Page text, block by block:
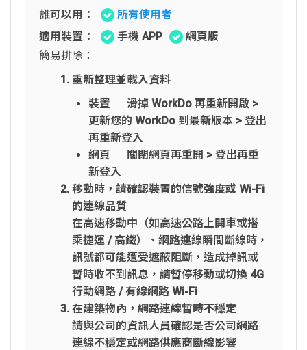
誰可以用：
所有使用者
適用裝置：
手機 APP
網頁版
簡易排除：
重新整理並載入資料
裝置 │ 滑掉 WorkDo 再重新開啟 >
更新您的 WorkDo 到最新版本 > 登出
再重新登入
網頁 │ 關閉網頁再重開 > 登出再重
新登入
移動時，請確認裝置的信號強度或 Wi-Fi
的連線品質
在高速移動中（如高速公路上開車或搭
乘捷運 / 高鐵）、網路連線瞬間斷線時，
訊號都可能遭受遮蔽阻斷，造成掉訊或
暫時收不到訊息，請暫停移動或切換 4G
行動網路 / 有線網路 Wi-Fi
在建築物內，網路連線暫時不穩定
請與公司的資訊人員確認是否公司網路
連線不穩定或網路供應商斷線影響